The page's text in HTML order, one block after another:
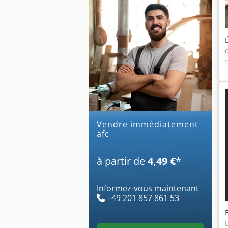
Vendre immédiatement
afc
à partir de4,49 €*
Informez-vous maintenant
+49 201 857 861 53